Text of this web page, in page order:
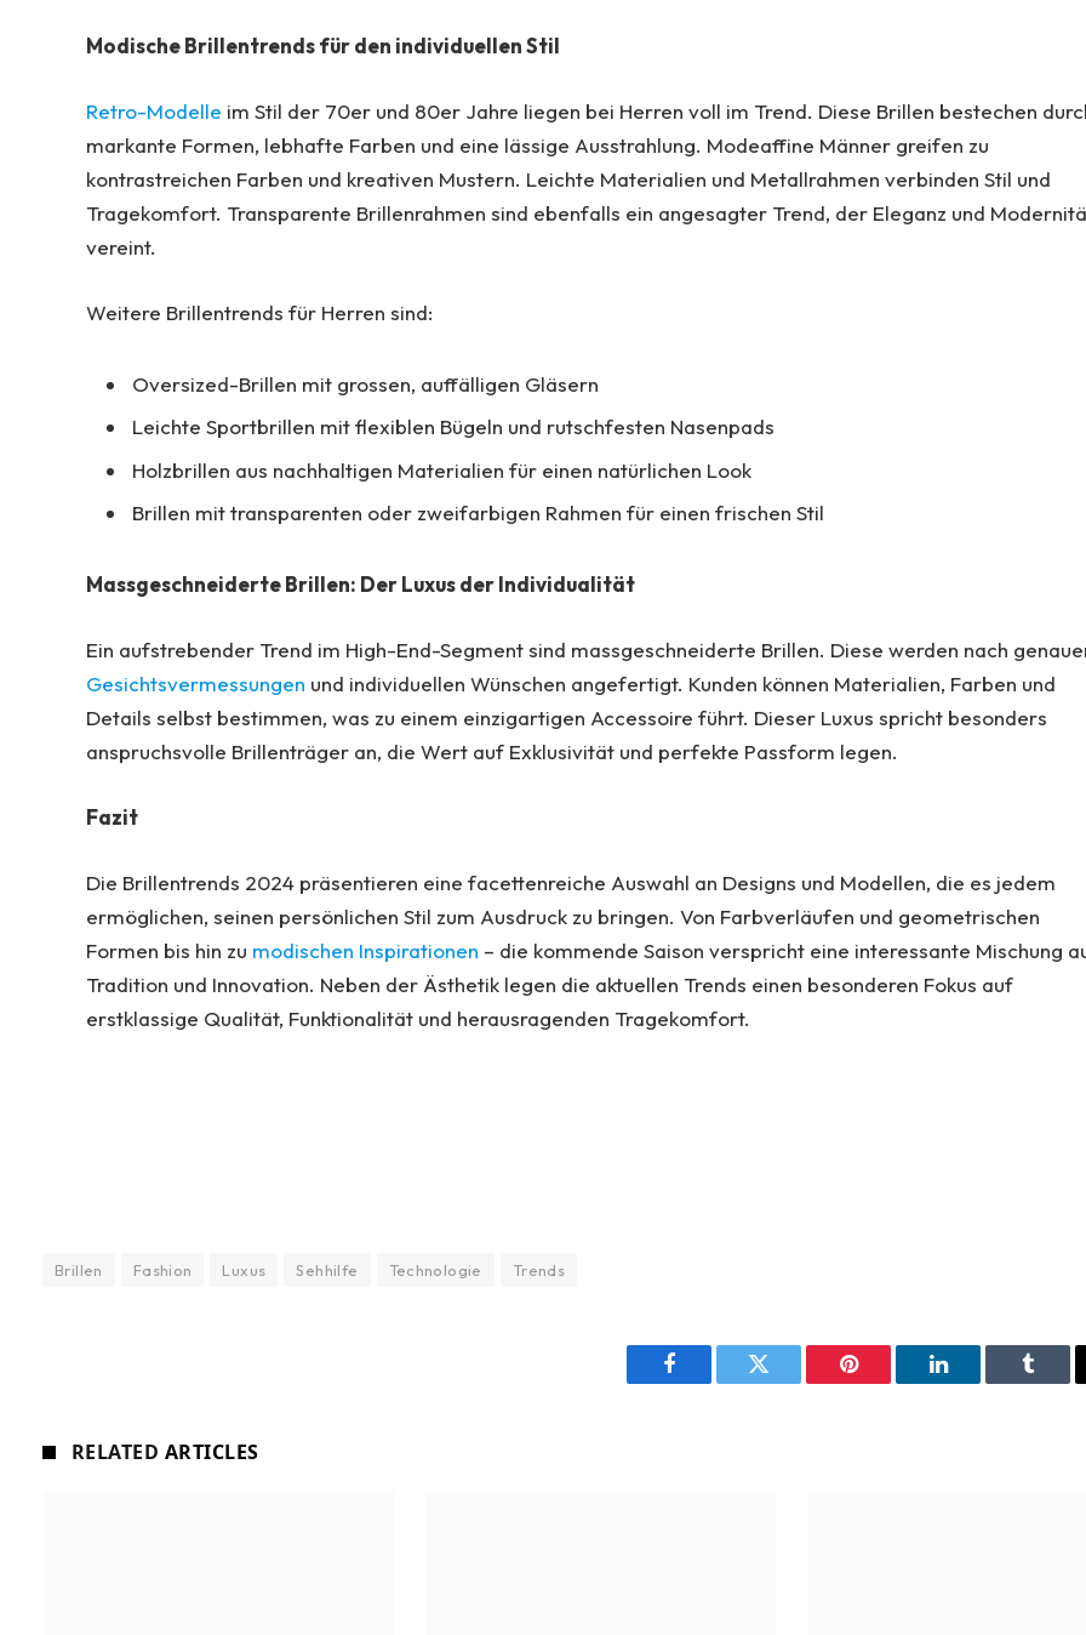
Modische Brillentrends für den individuellen Stil
Retro-Modelle im Stil der 70er und 80er Jahre liegen bei Herren voll im Trend. Diese Brillen bestechen
markante Formen, lebhafte Farben und eine lässige Ausstrahlung. Modeaffine Männer greifen zu
kontrastreichen Farben und kreativen Mustern. Leichte Materialien und Metallrahmen verbinden Stil und
Tragekomfort. Transparente Brillenrahmen sind ebenfalls ein angesagter Trend, der Eleganz und
vereint.
Weitere Brillentrends für Herren sind:
Oversized-Brillen mit grossen, auffälligen Gläsern
Leichte Sportbrillen mit flexiblen Bügeln und rutschfesten Nasenpads
Holzbrillen aus nachhaltigen Materialien für einen natürlichen Look
Brillen mit transparenten oder zweifarbigen Rahmen für einen frischen Stil
Massgeschneiderte Brillen: Der Luxus der Individualität
Ein aufstrebender Trend im High-End-Segment sind massgeschneiderte Brillen. Diese werden nach
Gesichtsvermessungen und individuellen Wünschen angefertigt. Kunden können Materialien, Farben und
Details selbst bestimmen, was zu einem einzigartigen Accessoire führt. Dieser Luxus spricht besonders
anspruchsvolle Brillenträger an, die Wert auf Exklusivität und perfekte Passform legen.
Fazit
Die Brillentrends 2024 präsentieren eine facettenreiche Auswahl an Designs und Modellen, die es jedem
ermöglichen, seinen persönlichen Stil zum Ausdruck zu bringen. Von Farbverläufen und geometrischen
Formen bis hin zu modischen Inspirationen – die kommende Saison verspricht eine interessante Mischung
Tradition und Innovation. Neben der Ästhetik legen die aktuellen Trends einen besonderen Fokus auf
erstklassige Qualität, Funktionalität und herausragenden Tragekomfort.
Brillen Fashion Luxus Sehhilfe Technologie Trends
Facebook Twitter Pinterest LinkedIn
RELATED ARTICLES